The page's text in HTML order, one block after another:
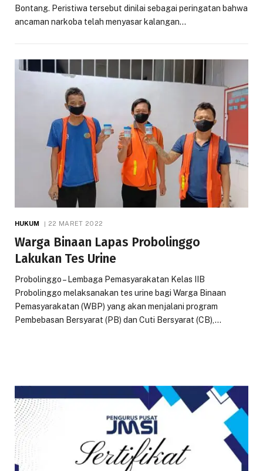
Bontang. Peristiwa tersebut dinilai sebagai peringatan bahwa
ancaman narkoba telah menyasar kalangan…
HUKUM 22 MARET 2022
Warga Binaan Lapas Probolinggo
Lakukan Tes Urine
Probolinggo – Lembaga Pemasyarakatan Kelas IIB
Probolinggo melaksanakan tes urine bagi Warga Binaan
Pemasyarakatan (WBP) yang akan menjalani program
Pembebasan Bersyarat (PB) dan Cuti Bersyarat (CB),…